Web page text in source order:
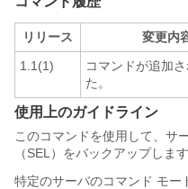
リリース
変更内
1.1(1)
コマンドが追加
た。
使用上のガイドライン
このコマンドを使用して、サ
（SEL）をバックアップします
特定のサーバのコマンド モ